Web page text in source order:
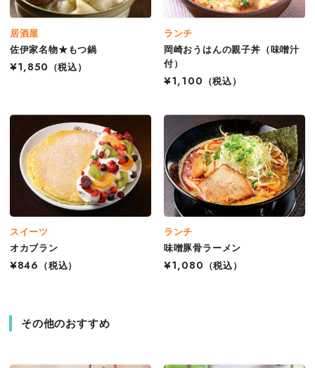
居酒屋
佐伊家名物★もつ鍋
¥1,850
（税込）
ランチ
岡崎おうはんの親子丼（味噌汁
付）
¥1,100
（税込）
スイーツ
オカブラン
¥846
（税込）
ランチ
味噌豚骨ラーメン
¥1,080
（税込）
その他のおすすめ